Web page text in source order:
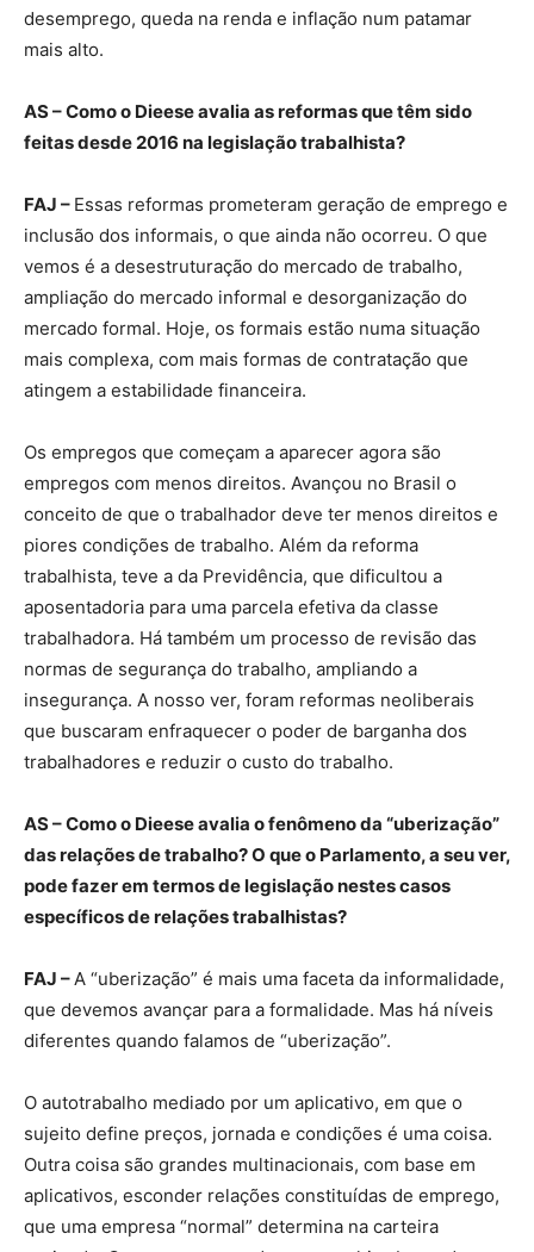
desemprego, queda na renda e inflação num patamar
mais alto.
AS – Como o Dieese avalia as reformas que têm sido
feitas desde 2016 na legislação trabalhista?
FAJ – Essas reformas prometeram geração de emprego e
inclusão dos informais, o que ainda não ocorreu. O que
vemos é a desestruturação do mercado de trabalho,
ampliação do mercado informal e desorganização do
mercado formal. Hoje, os formais estão numa situação
mais complexa, com mais formas de contratação que
atingem a estabilidade financeira.
Os empregos que começam a aparecer agora são
empregos com menos direitos. Avançou no Brasil o
conceito de que o trabalhador deve ter menos direitos e
piores condições de trabalho. Além da reforma
trabalhista, teve a da Previdência, que dificultou a
aposentadoria para uma parcela efetiva da classe
trabalhadora. Há também um processo de revisão das
normas de segurança do trabalho, ampliando a
insegurança. A nosso ver, foram reformas neoliberais
que buscaram enfraquecer o poder de barganha dos
trabalhadores e reduzir o custo do trabalho.
AS – Como o Dieese avalia o fenômeno da “uberização”
das relações de trabalho? O que o Parlamento, a seu ver,
pode fazer em termos de legislação nestes casos
específicos de relações trabalhistas?
FAJ –A “uberização” é mais uma faceta da informalidade,
que devemos avançar para a formalidade. Mas há níveis
diferentes quando falamos de “uberização”.
O autotrabalho mediado por um aplicativo, em que o
sujeito define preços, jornada e condições é uma coisa.
Outra coisa são grandes multinacionais, com base em
aplicativos, esconder relações constituídas de emprego,
que uma empresa “normal” determina na carteira